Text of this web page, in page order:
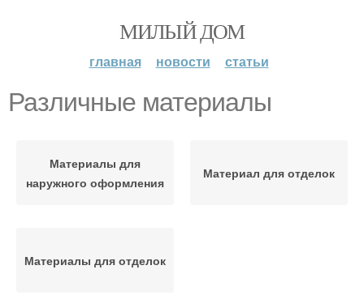
МИЛЫЙ ДОМ
главная новости статьи
Различные материалы
Материалы для
наружного оформления
Материал для отделок
Материалы для отделок